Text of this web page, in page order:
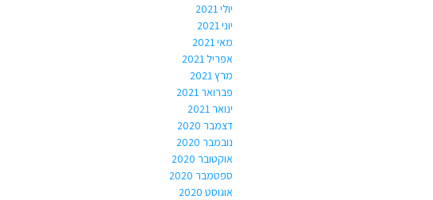
יולי 2021
יוני 2021
מאי 2021
אפריל 2021
מרץ 2021
פברואר 2021
ינואר 2021
דצמבר 2020
נובמבר 2020
אוקטובר 2020
ספטמבר 2020
אוגוסט 2020